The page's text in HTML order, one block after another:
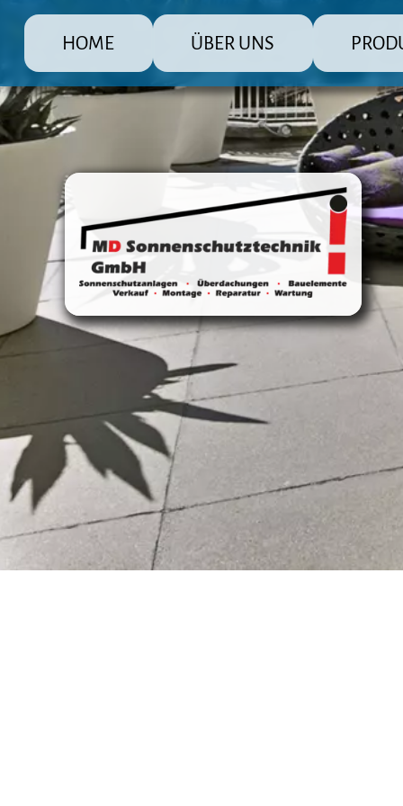
HOME ÜBER UNS
MD Sonnenschutz Rolladenbau
Die große
Raffstore
Markisen